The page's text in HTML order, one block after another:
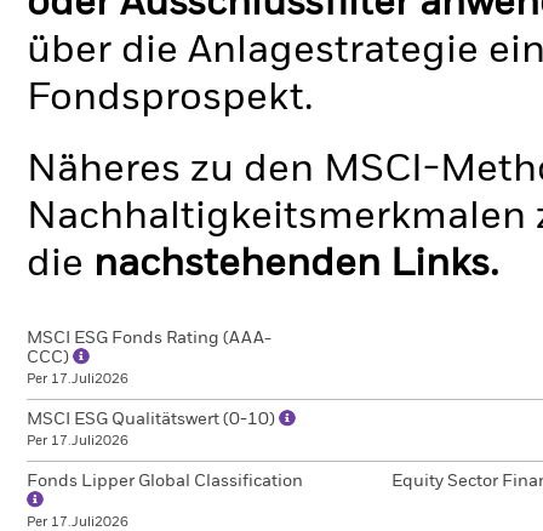
über die Anlagestrategie
Fondsprospekt.
Näheres zu den MSCI-
Nachhaltigkeitsmerkmalen
die nachstehenden Links.
MSCI ESG Fonds Rating (AAA-
CCC)
Per 17.Juli2026
MSCI ESG Qualitätswert (0-10)
Per 17.Juli2026
Fonds Lipper Global Classification
Per 17.Juli2026
Equity Sector